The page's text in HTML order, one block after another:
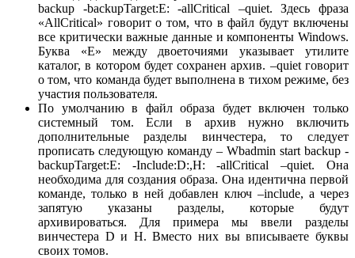
backup -backupTarget:E: -allCritical –quiet. Здесь фраза
«AllCritical» говорит о том, что в файл будут включены
все критически важные данные и компоненты Windows.
Буква «Е» между двоеточиями указывает утилите
каталог, в котором будет сохранен архив. –quiet говорит
о том, что команда будет выполнена в тихом режиме, без
участия пользователя.
По умолчанию в файл образа будет включен только
системный том. Если в архив нужно включить
дополнительные разделы винчестера, то следует
прописать следующую команду – Wbadmin start backup -
backupTarget:E: -Include:D:,H: -allCritical –quiet. Она
необходима для создания образа. Она идентична первой
команде, только в ней добавлен ключ –include, а через
запятую указаны разделы, которые будут
архивироваться. Для примера мы ввели разделы
винчестера D и H. Вместо них вы вписываете буквы
своих томов.